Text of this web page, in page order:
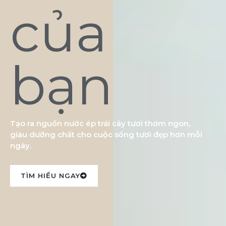
của
bạn
Tạo ra nguồn nước ép trái cây tươi thơm ngon,
giàu dưỡng chất cho cuộc sống tươi đẹp hơn mỗi
ngày.
TÌM HIỂU NGAY